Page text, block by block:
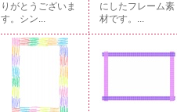
りがとうございま
す。シン...
にしたフレーム素
材です。...